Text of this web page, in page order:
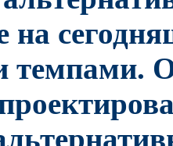
на
темпами.